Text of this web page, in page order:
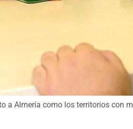
a Almería como los territorios con